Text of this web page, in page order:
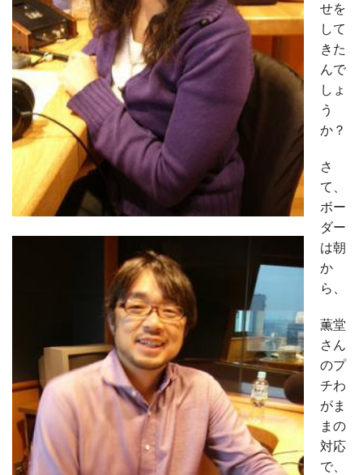
せを
して
きた
んで
しょ
う
か？
さ
て、
ボー
ダー
は朝
か
ら、
薫堂
さん
のプ
チわ
がま
まの
対応
で、